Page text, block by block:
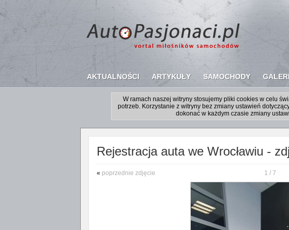
AKTUALNOŚCI ARTYKUŁY SAMOCHODY
W ramach naszej witryny stosujemy pliki cookies w celu
potrzeb. Korzystanie z witryny bez zmiany ustawień
dokonać w każdym czasie zmiany
Rejestracja auta we Wrocławiu -
« poprzednie zdjęcie 1 / 7